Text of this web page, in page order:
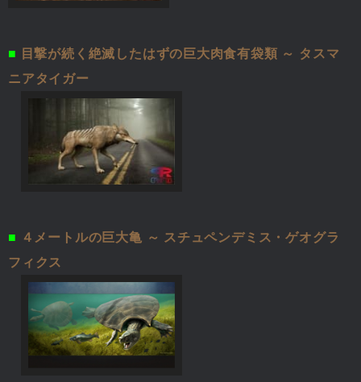
■
目撃が続く絶滅したはずの巨大肉食有袋類 ～ タスマ
ニアタイガー
■ ４メートルの巨大亀 ～ スチュペンデミス・ゲオグラ
フィクス